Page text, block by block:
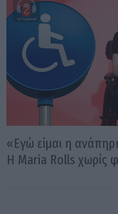
«Εγώ είμαι η
Η Maria Rolls χωρίς